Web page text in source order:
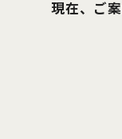
現在、ご